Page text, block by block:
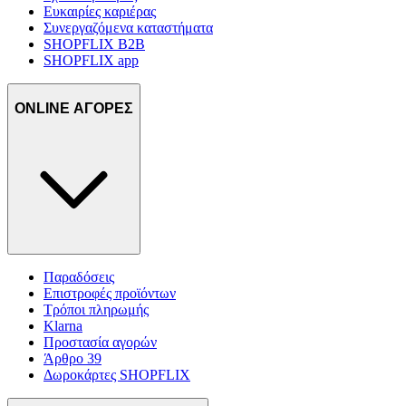
Ευκαιρίες καριέρας
Συνεργαζόμενα καταστήματα
SHOPFLIX B2B
SHOPFLIX app
ONLINE ΑΓΟΡΕΣ
Παραδόσεις
Επιστροφές προϊόντων
Τρόποι πληρωμής
Klarna
Προστασία αγορών
Άρθρο 39
Δωροκάρτες SHOPFLIX